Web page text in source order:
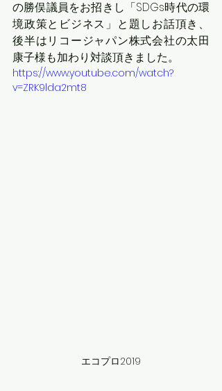
の勝俣議員をお招きし「SDGs時代の環
境政策とビジネス」と題しお話頂き、
後半はリコージャパン株式会社の太田
康子様も加わり対談頂きました。
https://www.youtube.com/watch?
v=ZRK9lda2mt8
エコプロ2019